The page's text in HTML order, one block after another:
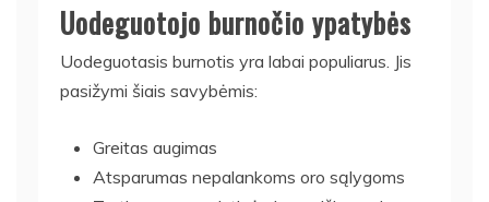
Uodeguotojo burnočio ypatybės
Uodeguotasis burnotis yra labai populiarus. Jis
pasižymi šiais savybėmis:
Greitas augimas
Atsparumas nepalankoms oro sąlygoms